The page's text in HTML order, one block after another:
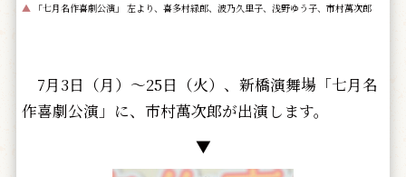
▲「七月名作喜劇公演」 左より、喜多村緑郎、波乃久里子、浅野ゆう子、市村萬次郎
7月3日（月）～25日（火）、新橋演舞場「七月名
作喜劇公演」に、市村萬次郎が出演します。
▼